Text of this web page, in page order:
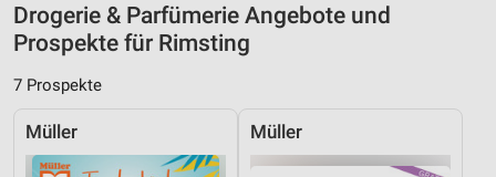
Drogerie & Parfümerie Angebote und
Prospekte für Rimsting
7 Prospekte
Müller Müller
Messung der Performance von Inhalten
Analyse von Zielgruppen durch Statistiken oder
Kombinationen von Daten aus verschiedenen
Quellen
Entwicklung und Verbesserung der Angebote